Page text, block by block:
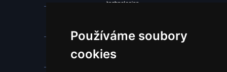
Používáme soubory
cookies
Nástroje pro ohraňovací lisy